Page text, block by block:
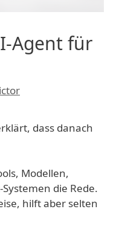
Agent für
dass danach
Modellen,
die Rede.
hilft aber selten